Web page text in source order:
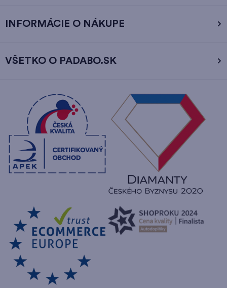
INFORMÁCIE O NÁKUPE
VŠETKO O PADABO.SK